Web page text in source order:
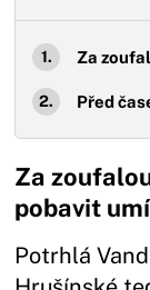
Za
Před
Za
pobavit umí
Potrhlá